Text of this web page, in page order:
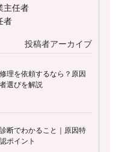
主任者
者
投稿者アーカイブ
理を依頼するなら？原因
選びを解説
断でわかること｜原因特
ポイント